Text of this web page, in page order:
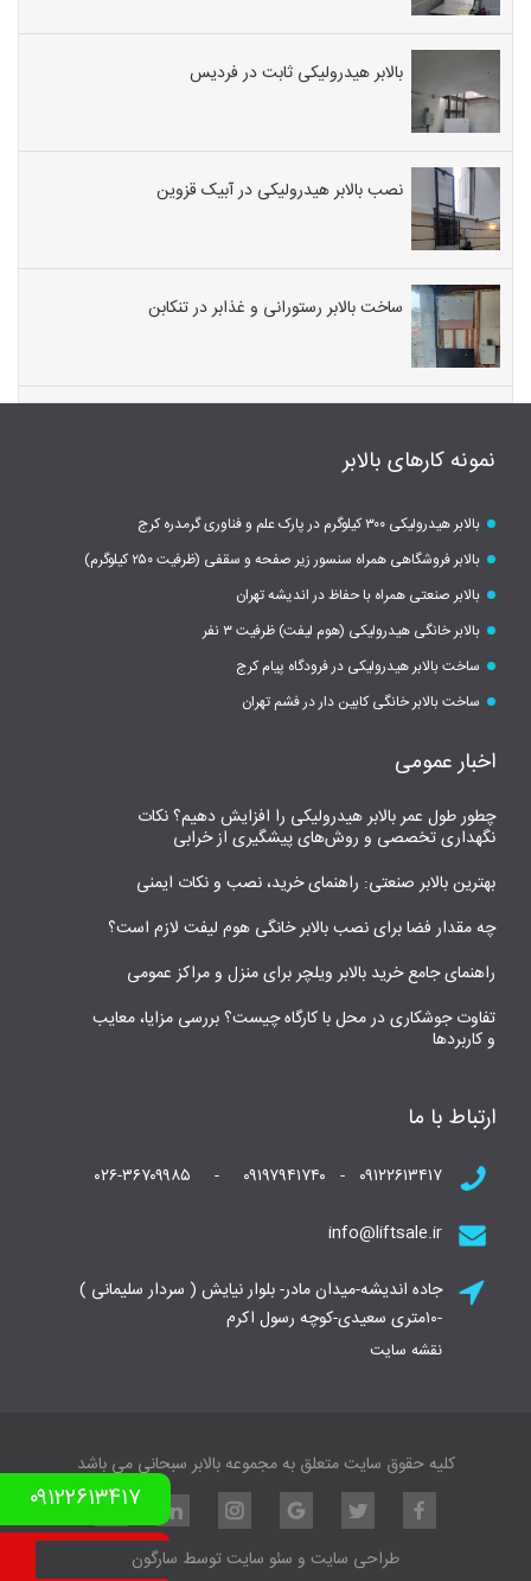
بالابر هیدرولیکی ثابت در فردیس
نصب بالابر هیدرولیکی در آبیک قزوین
ساخت بالابر رستورانی و غذابر در تنکابن
نمونه کارهای بالابر
بالابر هیدرولیکی ۳۰۰ کیلوگرم در پارک علم و فناوری گرمدره کرج
بالابر فروشگاهی همراه سنسور زیر صفحه و سقفی (ظرفیت ۲۵۰ کیلوگرم)
بالابر صنعتی همراه با حفاظ در اندیشه تهران
بالابر خانگی هیدرولیکی (هوم لیفت) ظرفیت ۳ نفر
ساخت بالابر هیدرولیکی در فرودگاه پیام کرج
ساخت بالابر خانگی کابین دار در فشم تهران
اخبار عمومی
چطور طول عمر بالابر هیدرولیکی را افزایش دهیم؟ نکات
نگهداری تخصصی و روش‌های پیشگیری از خرابی
بهترین بالابر صنعتی: راهنمای خرید، نصب و نکات ایمنی
چه مقدار فضا برای نصب بالابر خانگی هوم لیفت لازم است؟
راهنمای جامع خرید بالابر ویلچر برای منزل و مراکز عمومی
تفاوت جوشکاری در محل با کارگاه چیست؟ بررسی مزایا، معایب
و کاربردها
ارتباط با ما
۰۹۱۲۲۶۱۳۴۱۷ - ۰۹۱۹۷۹۴۱۷۴۰ - ۰۲۶-۳۶۷۰۹۹۸۵
info@liftsale.ir
جاده اندیشه-میدان مادر- بلوار نیایش ( سردار سلیمانی )
-۱۰متری سعیدی-کوچه رسول اکرم
نقشه سایت
۰۹۱۲۲۶۱۳۴۱۷
نمونه کار بالابر
کلیه حقوق سایت متعلق به مجموعه بالابر سبحانی می باشد
طراحی سایت و سئو سایت توسط سارگون